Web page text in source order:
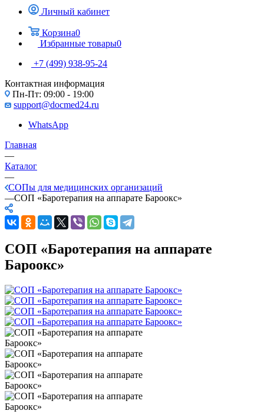
Личный кабинет
Корзина0
Избранные товары0
+7 (499) 938-95-24
Контактная информация
Пн-Пт: 09:00 - 19:00
support@docmed24.ru
WhatsApp
Главная
—
Каталог
—
СОПы для медицинских организаций
—СОП «Баротерапия на аппарате Бароокс»
СОП «Баротерапия на аппарате
Бароокс»